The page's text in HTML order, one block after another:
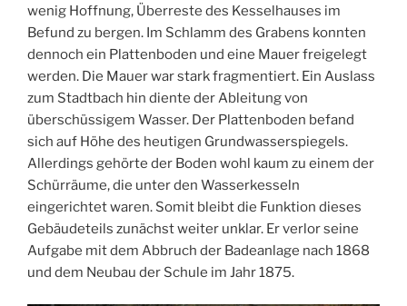
wenig Hoffnung, Überreste des Kesselhauses im
Befund zu bergen. Im Schlamm des Grabens konnten
dennoch ein Plattenboden und eine Mauer freigelegt
werden. Die Mauer war stark fragmentiert. Ein Auslass
zum Stadtbach hin diente der Ableitung von
überschüssigem Wasser. Der Plattenboden befand
sich auf Höhe des heutigen Grundwasserspiegels.
Allerdings gehörte der Boden wohl kaum zu einem der
Schürräume, die unter den Wasserkesseln
eingerichtet waren. Somit bleibt die Funktion dieses
Gebäudeteils zunächst weiter unklar. Er verlor seine
Aufgabe mit dem Abbruch der Badeanlage nach 1868
und dem Neubau der Schule im Jahr 1875.